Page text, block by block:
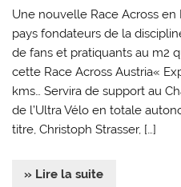
Une nouvelle Race Across en
pays fondateurs de la
de fans et pratiquants au m2
cette Race Across Austria«
kms… Servira de support au
de l’Ultra Vélo en totale
titre, Christoph Strasser, […]
» Lire la suite